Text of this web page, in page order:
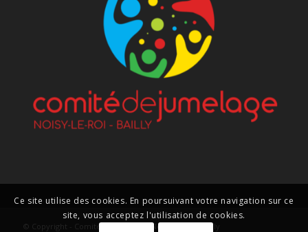
© Copyright - Comité de Jumelage Noisy le Roi / Bailly
Ce site utilise des cookies. En poursuivant votre navigation sur ce
site, vous acceptez l'utilisation de cookies.